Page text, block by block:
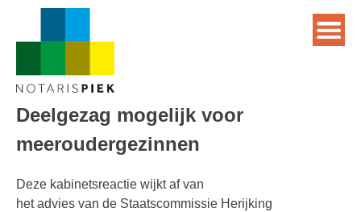
Deelgezag mogelijk voor
meeroudergezinnen
Deze kabinetsreactie wijkt af van
het advies van de Staatscommissie Herijking